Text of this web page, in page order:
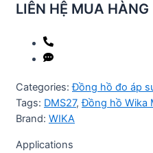
LIÊN HỆ MUA HÀNG
Categories:Đồng hồ đo áp
Tags: DMS27,Đồng hồ Wika
Brand: WIKA
Applications